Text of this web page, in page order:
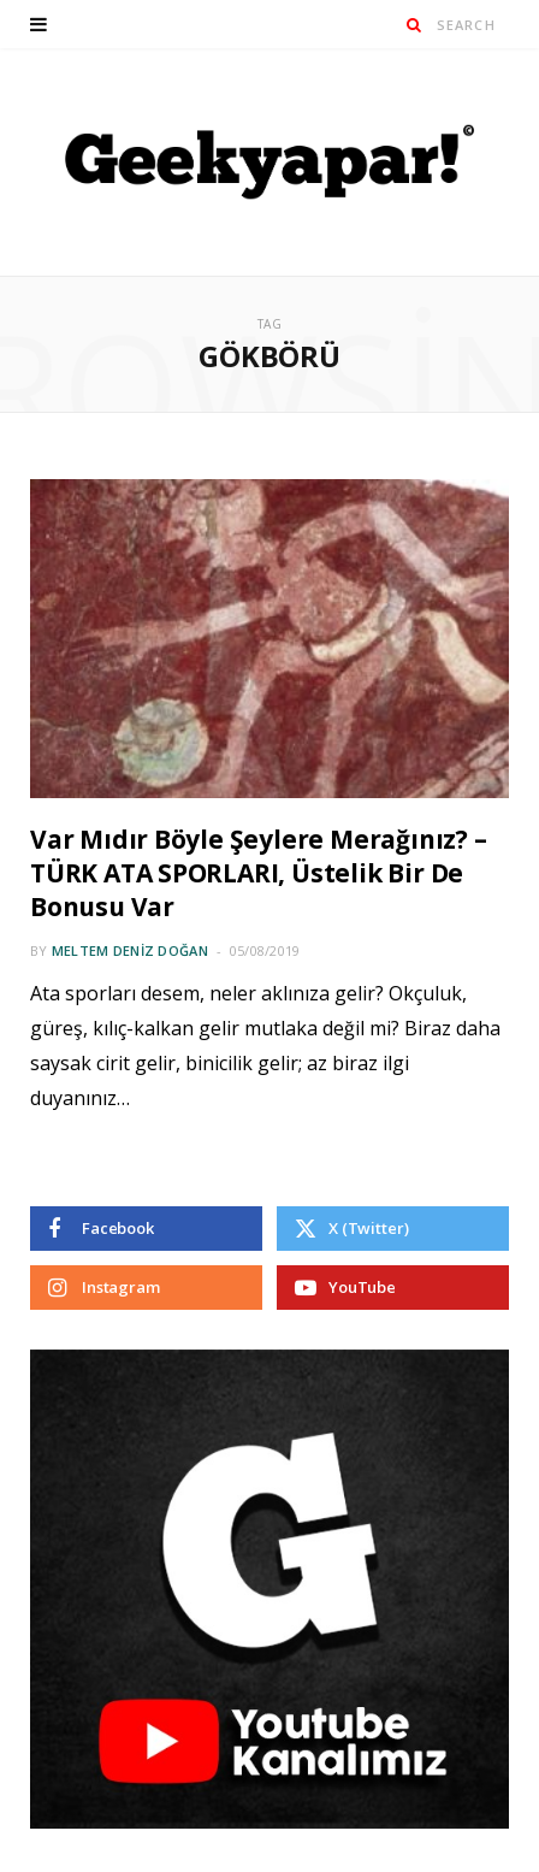
TAG
GÖKBÖRÜ
Var Mıdır Böyle Şeylere Merağınız? –
TÜRK ATA SPORLARI, Üstelik Bir De
Bonusu Var
BY MELTEM DENIZ DOĞAN 05/08/2019
Ata sporları desem, neler aklınıza gelir? Okçuluk,
güreş, kılıç-kalkan gelir mutlaka değil mi? Biraz daha
saysak cirit gelir, binicilik gelir; az biraz ilgi
duyanınız…
Facebook X (Twitter)
Instagram YouTube